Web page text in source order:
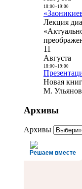
18:00- 19:00
Лекция
11
Августа
18:00- 19:00
Новая
М.
Архивы
Архивы
Решаем вместе